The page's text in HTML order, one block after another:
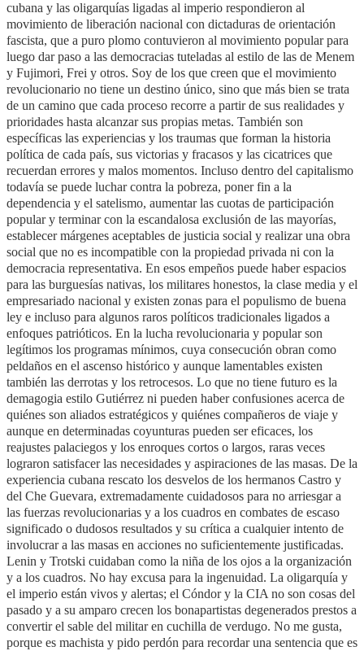
cubana y las oligarquías ligadas al imperio respondieron al
movimiento de liberación nacional con dictaduras de orientación
fascista, que a puro plomo contuvieron al movimiento popular para
luego dar paso a las democracias tuteladas al estilo de las de Menem
y Fujimori, Frei y otros. Soy de los que creen que el movimiento
revolucionario no tiene un destino único, sino que más bien se trata
de un camino que cada proceso recorre a partir de sus realidades y
prioridades hasta alcanzar sus propias metas. También son
específicas las experiencias y los traumas que forman la historia
política de cada país, sus victorias y fracasos y las cicatrices que
recuerdan errores y malos momentos. Incluso dentro del capitalismo
todavía se puede luchar contra la pobreza, poner fin a la
dependencia y el satelismo, aumentar las cuotas de participación
popular y terminar con la escandalosa exclusión de las mayorías,
establecer márgenes aceptables de justicia social y realizar una obra
social que no es incompatible con la propiedad privada ni con la
democracia representativa. En esos empeños puede haber espacios
para las burguesías nativas, los militares honestos, la clase media y el
empresariado nacional y existen zonas para el populismo de buena
ley e incluso para algunos raros políticos tradicionales ligados a
enfoques patrióticos. En la lucha revolucionaria y popular son
legítimos los programas mínimos, cuya consecución obran como
peldaños en el ascenso histórico y aunque lamentables existen
también las derrotas y los retrocesos. Lo que no tiene futuro es la
demagogia estilo Gutiérrez ni pueden haber confusiones acerca de
quiénes son aliados estratégicos y quiénes compañeros de viaje y
aunque en determinadas coyunturas pueden ser eficaces, los
reajustes palaciegos y los enroques cortos o largos, raras veces
lograron satisfacer las necesidades y aspiraciones de las masas. De la
experiencia cubana rescato los desvelos de los hermanos Castro y
del Che Guevara, extremadamente cuidadosos para no arriesgar a
las fuerzas revolucionarias y a los cuadros en combates de escaso
significado o dudosos resultados y su crítica a cualquier intento de
involucrar a las masas en acciones no suficientemente justificadas.
Lenin y Trotski cuidaban como la niña de los ojos a la organización
y a los cuadros. No hay excusa para la ingenuidad. La oligarquía y
el imperio están vivos y alertas; el Cóndor y la CIA no son cosas del
pasado y a su amparo crecen los bonapartistas degenerados prestos a
convertir el sable del militar en cuchilla de verdugo. No me gusta,
porque es machista y pido perdón para recordar una sentencia que es